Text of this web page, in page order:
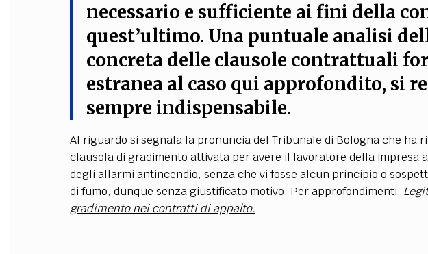
necessario e sufficiente ai fini della
quest’ultimo. Una puntuale analisi
concreta delle clausole contrattuali
estranea al caso qui approfondito, si
sempre indispensabile.
Al riguardo si segnala la pronuncia del Tribunale di Bologna che ha
clausola di gradimento attivata per avere il lavoratore della impresa
degli allarmi antincendio, senza che vi fosse alcun principio o
di fumo, dunque senza giustificato motivo. Per approfondimenti:
gradimento nei contratti di appalto.